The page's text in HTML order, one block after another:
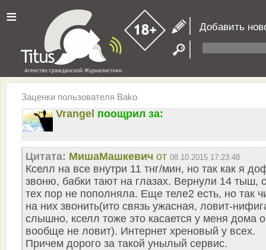
≡ Добавить
Заценки пользователя Bako
Vrangel поощрил за:
Цитата: MишаМашкевич от 08.10.2015 17:23:48
Кселл на все внутри 11 тнг/мин, но так как я
звоню, бабки тают на глазах. Вернули 14 тыш, с
тех пор не пополняла. Еще теле2 есть, но так
на них звонить(ито связь ужасная, ловит-
слышно, кселл тоже это касается у меня дома
вообще не ловит). Интернет хреновый у всех.
Причем дорого за такой унылый сервис.